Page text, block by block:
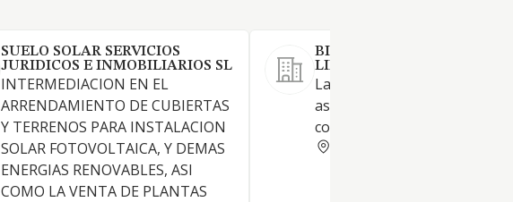
SUELO SOLAR SERVICIOS
JURIDICOS E INMOBILIARIOS SL
INTERMEDIACION EN EL
ARRENDAMIENTO DE CUBIERTAS
Y TERRENOS PARA INSTALACION
SOLAR FOTOVOLTAICA, Y DEMAS
ENERGIAS RENOVABLES, ASI
COMO LA VENTA DE PLANTAS
BIDEON ASESORES
LIMITADA.
La prestación de servicios de
asesoría en materia
contable, laboral y jurídica